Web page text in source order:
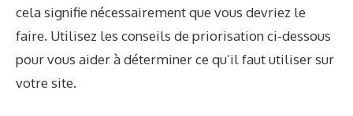
cela signifie nécessairement que vous devriez le
faire. Utilisez les conseils de priorisation ci-dessous
pour vous aider à déterminer ce qu’il faut utiliser sur
votre site.